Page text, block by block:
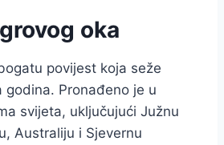
oka
povijest koja seže
godina. Pronađeno je u
svijeta, uključujući Južnu
Australiju i Sjevernu